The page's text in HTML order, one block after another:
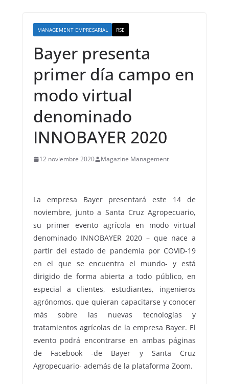
MANAGEMENT EMPRESARIAL RSE
Bayer presenta
primer día campo en
modo virtual
denominado
INNOBAYER 2020
12 noviembre 2020 Magazine Management
La empresa Bayer presentará este 14 de
noviembre, junto a Santa Cruz Agropecuario,
su primer evento agrícola en modo virtual
denominado INNOBAYER 2020 – que nace a
partir del estado de pandemia por COVID-19
en el que se encuentra el mundo- y está
dirigido de forma abierta a todo público, en
especial a clientes, estudiantes, ingenieros
agrónomos, que quieran capacitarse y conocer
más sobre las nuevas tecnologías y
tratamientos agrícolas de la empresa Bayer. El
evento podrá encontrarse en ambas páginas
de Facebook -de Bayer y Santa Cruz
Agropecuario- además de la plataforma Zoom.